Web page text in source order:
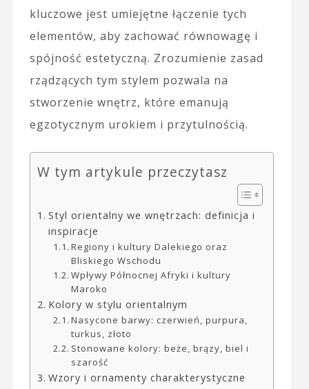
kluczowe jest umiejętne łączenie tych
elementów, aby zachować równowagę i
spójność estetyczną. Zrozumienie zasad
rządzących tym stylem pozwala na
stworzenie wnętrz, które emanują
egzotycznym urokiem i przytulnością.
W tym artykule przeczytasz
Styl orientalny we wnętrzach: definicja i
inspiracje
Regiony i kultury Dalekiego oraz
Bliskiego Wschodu
Wpływy Północnej Afryki i kultury
Maroko
Kolory w stylu orientalnym
Nasycone barwy: czerwień, purpura,
turkus, złoto
Stonowane kolory: beże, brązy, biel i
szarość
Wzory i ornamenty charakterystyczne